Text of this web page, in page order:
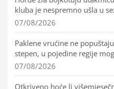
kluba je nespremno ušla u
07/08/2026
Paklene vrućine ne
stepen, u pojedine regije
07/08/2026
Otkriveno hoće li